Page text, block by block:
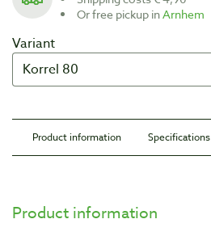
Or free pickup inArnhem
Variant
Product information Specifications
Product information